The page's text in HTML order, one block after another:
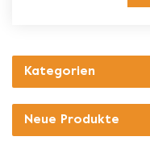
Kategorien
Neue Produkte